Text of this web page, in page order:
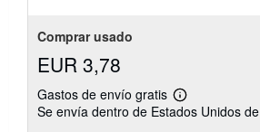
Comprar usado
EUR 3,78
Gastos de envío gratis
Más
información
Se envía dentro de Estados Unidos